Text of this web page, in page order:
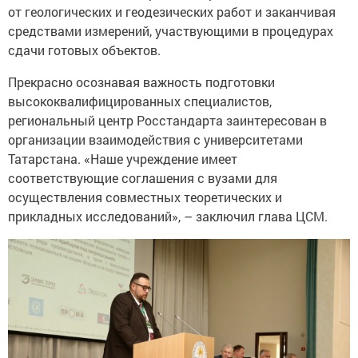
от геологических и геодезических работ и заканчивая
средствами измерений, участвующими в процедурах
сдачи готовых объектов.
Прекрасно осознавая важность подготовки
высококвалифицированных специалистов,
региональный центр Росстандарта заинтересован в
организации взаимодействия с университетами
Татарстана. «Наше учреждение имеет
соответствующие соглашения с вузами для
осуществления совместных теоретических и
прикладных исследований», – заключил глава ЦСМ.